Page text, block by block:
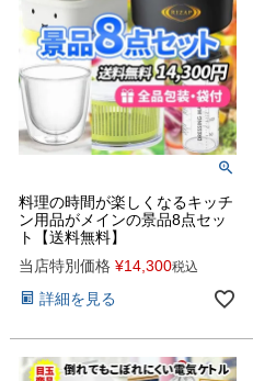
料理の時間が楽しくなるキッチ
ン用品がメインの景品8点セッ
ト【送料無料】
当店特別価格 ¥14,300税込
詳細を見る